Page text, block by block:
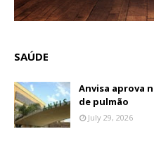
SAÚDE
Anvisa aprova
de pulmão
July 29, 2026